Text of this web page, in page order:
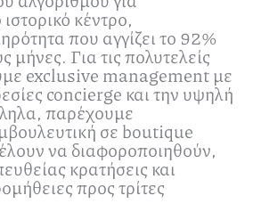
κέντρο,
που αγγίζει το 92%
μήνες. Για τις πολυτελείς
exclusive management με
concierge και την υψηλή
παρέχουμε
σε boutique
να διαφοροποιηθούν,
κρατήσεις και
προς τρίτες